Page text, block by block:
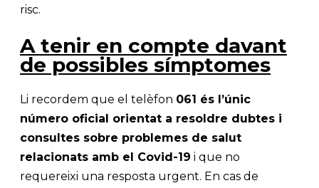
risc.
A tenir en compte davant
de possibles símptomes
Li recordem que el telèfon 061 és l’únic
número oficial orientat a resoldre dubtes i
consultes sobre problemes de salut
relacionats amb el Covid-19 i que no
requereixi una resposta urgent. En cas de